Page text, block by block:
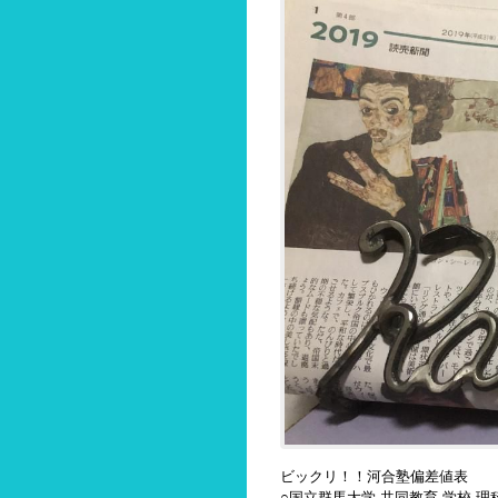
ビックリ！！河合塾偏差値表